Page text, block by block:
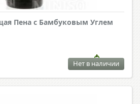
Пена с Бамбуковым Углем
Нет в наличии